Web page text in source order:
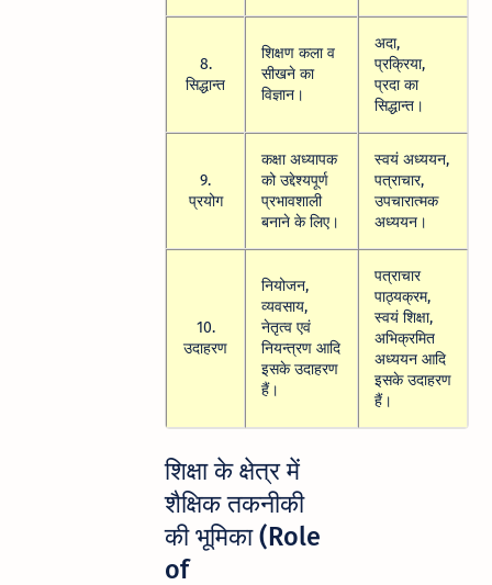
8.
सिद्धान्त
शिक्षण कला व
सीखने का
विज्ञान।
अदा,
प्रक्रिया,
प्रदा का
सिद्धान्त।
9.
प्रयोग
कक्षा अध्यापक
को उद्देश्यपूर्ण
प्रभावशाली
बनाने के लिए।
स्वयं अध्ययन,
पत्राचार,
उपचारात्मक
अध्ययन।
10.
उदाहरण
नियोजन,
व्यवसाय,
नेतृत्व एवं
नियन्त्रण आदि
इसके उदाहरण
हैं।
पत्राचार
पाठ्यक्रम,
स्वयं शिक्षा,
अभिक्रमित
अध्ययन आदि
इसके उदाहरण
हैं।
शिक्षा के क्षेत्र में
शैक्षिक तकनीकी
की भूमिका (Role
of